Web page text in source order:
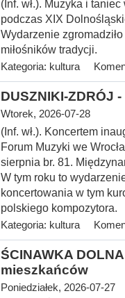
(Inf. wł.). Muzyka i
podczas XIX
Wydarzenie
miłośników tradycji.
Kategoria: kultura
DUSZNIKI-ZDRÓJ
Wtorek, 2026-07-28
(Inf. wł.). Koncertem
Forum Muzyki we
sierpnia br. 81.
W tym roku to
koncertowania w tym
polskiego kompozytora.
Kategoria: kultura
ŚCINAWKA
mieszkańców
Poniedziałek, 2026-07-27